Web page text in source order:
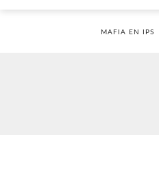
MAFIA EN IPS